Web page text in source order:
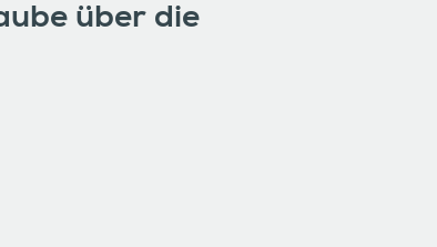
über die